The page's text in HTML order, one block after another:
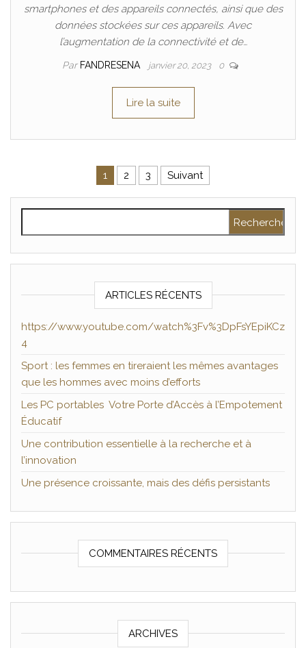
smartphones et des appareils connectés, ainsi que des
données stockées sur ces appareils. Avec
l’augmentation de la connectivité et de…
Par FANDRESENA janvier 20, 2023 0
Lire la suite
Pagination des publications
1 2 3 Suivant
ARTICLES RÉCENTS
https://www.youtube.com/watch%3Fv%3DpFsYEpiKCz
4
Sport : les femmes en tireraient les mêmes avantages
que les hommes avec moins d’efforts
Les PC portables Votre Porte d’Accès à l’Empotement
Éducatif
Une contribution essentielle à la recherche et à
l’innovation
Une présence croissante, mais des défis persistants
COMMENTAIRES RÉCENTS
ARCHIVES